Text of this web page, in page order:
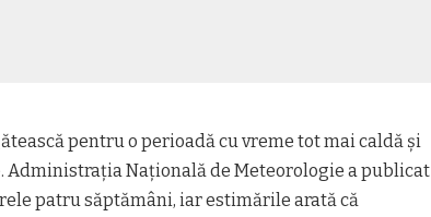
pentru o perioadă cu vreme tot mai caldă și
Națională de Meteorologie a publicat
patru săptămâni, iar estimările arată că